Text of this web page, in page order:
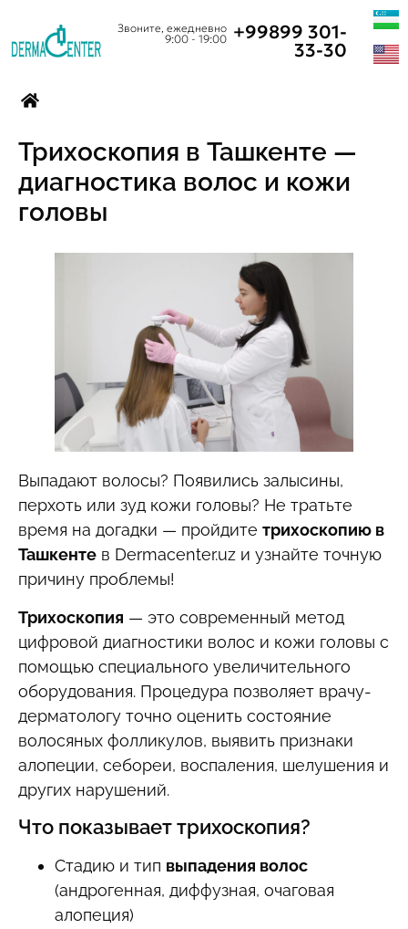
Звоните, ежедневно
9:00 - 19:00 +99899 301-
33-30
Трихоскопия в Ташкенте —
диагностика волос и кожи
головы
Выпадают волосы? Появились залысины,
перхоть или зуд кожи головы? Не тратьте
время на догадки — пройдите трихоскопию в
Ташкенте в Dermacenter.uz и узнайте точную
причину проблемы!
Трихоскопия — это современный метод
цифровой диагностики волос и кожи головы с
помощью специального увеличительного
оборудования. Процедура позволяет врачу-
дерматологу точно оценить состояние
волосяных фолликулов, выявить признаки
алопеции, себореи, воспаления, шелушения и
других нарушений.
Что показывает трихоскопия?
Стадию и тип выпадения волос
(андрогенная, диффузная, очаговая
алопеция)